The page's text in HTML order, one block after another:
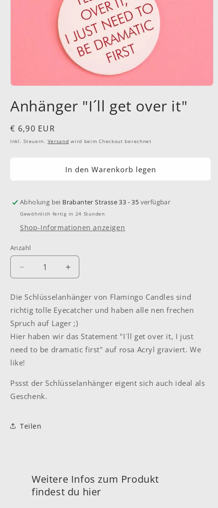
in
Modal
Anhänger "I´ll get over it"
Normaler
Preis
€ 6,90 EUR
Inkl. Steuern. Versand wird beim Checkout berechnet
In den Warenkorb legen
Abholung bei Brabanter Strasse 33 - 35 verfügbar
Gewöhnlich fertig in 24 Stunden
Shop-Informationen anzeigen
Anzahl
Anzahl
Verringere
die
Menge
für
Anhänger
&quot;I
over
it&quot;
Erhöhe
die
Menge
für
Anhänger
&quot;I
´ll
over
Die Schlüsselanhänger von Flamingo Candles sind
richtig tolle Eyecatcher und haben alle nen frechen
Spruch auf Lager ;)
Hier haben wir das Statement "I´ll get over it, I just
need to be dramatic first" auf rosa Acryl graviert. We
like!
Pssst der Schlüsselanhänger eigent sich auch ideal als
Geschenk.
Teilen
Weitere Infos zum Produkt
findest du hier